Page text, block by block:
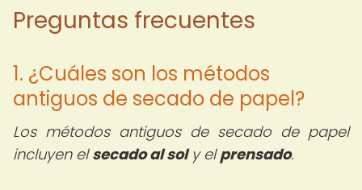
Preguntas frecuentes
1. ¿Cuáles son los métodos
antiguos de secado de papel?
Los métodos antiguos de secado de papel
incluyen elsecado al soly elprensado.